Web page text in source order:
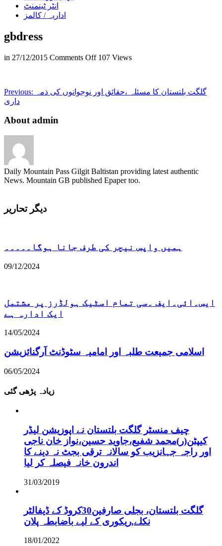
انٹر ٹینمنٹ
اداریہ / کالمز
gbdress
in 27/12/2015 Comments Offon107 Views
Previous:
داری
About admin
Daily Mountain Pass Gilgit Baltistan providing latest authentic
News. Mountain GB published Epaper too.
دیگر تحاریر
ہمیں واپس نیچر کی طرف جانا ہوگا۔۔۔۔۔
09/12/2024
ایس۔ائی۔ایف ۔سی تمام اسٹیک ہولڈرز پر مشتمل
ایک ادارہ ہے
14/05/2024
اسلامی جمیعت طلبہ اور امامیہ سٹوڈنٹ آرگنائزیشن
06/05/2024
زیادہ پڑھی گئی
چیف منسٹر گلگت بلتستان نے اپوزیشن لیڈر
کیپٹن(ر)محمد شفیع،جاوید حسین،نواز خان ناجی
اور راجہ جہانزیب کو سالانہ ترقی بجٹ نہ دینے کا
اندرون خانہ فیصلہ کر لیا
31/03/2019
گلگت بلتستان، بجلی صارفین30کروڈ کے ڈیفالٹر
نکلے,ریکوری کے لیے باضابطہ پلان
18/01/2022